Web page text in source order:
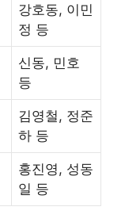
강호동, 이민
정 등
신동, 민호
등
김영철, 정준
하 등
홍진영, 성동
일 등